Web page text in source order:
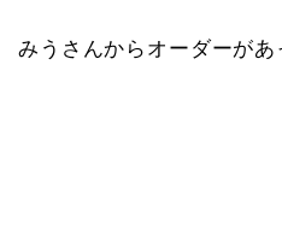
みうさんからオーダーがあ